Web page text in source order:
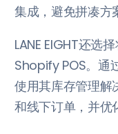
集成，避免拼凑方
LANE EIGHT还选
Shopify POS。通
使用其库存管理
和线下订单，并优